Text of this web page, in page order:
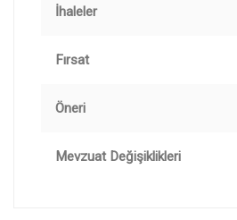
İhaleler
Fırsat
Öneri
Mevzuat Değişiklikleri